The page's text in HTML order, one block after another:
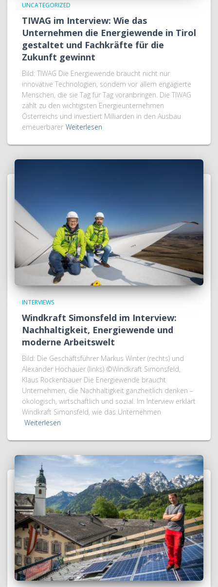
UNCATEGORIZED
TIWAG im Interview: Wie das
Unternehmen die Energiewende in Tirol
gestaltet und Fachkräfte für die
Zukunft gewinnt
Bild: TIWAG Die Energiewende braucht nicht nur
innovative Technologien, sondern vor allem engagierte
Menschen, die sie Tag für Tag voranbringen. Die TIWAG
zählt zu den wichtigsten Energieunternehmen
Österreichs und investiert Milliarden in den Ausbau
erneuerbarer Weiterlesen
INTERVIEWS
Windkraft Simonsfeld im Interview:
Nachhaltigkeit, Energiewende und
moderne Arbeitswelt
Bild: Die Geschäftsführer Markus Winter (rechts) und
Alexander Hochauer (links) ©Windkraft Simonsfeld,
Klaus Rockenbauer Die Energiewende braucht
Unternehmen, die Nachhaltigkeit ganzheitlich denken –
ökologisch, wirtschaftlich und sozial. Im Interview erklärt
Windkraft Simonsfeld, wie das Unternehmen
Weiterlesen